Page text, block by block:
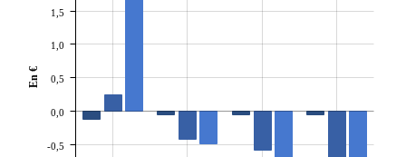
-0,5
0,0
0,5
1,0
1,5
En €